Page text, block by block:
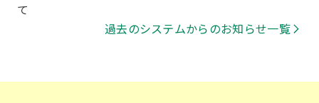
て
過去のシステムからのお知らせ一覧